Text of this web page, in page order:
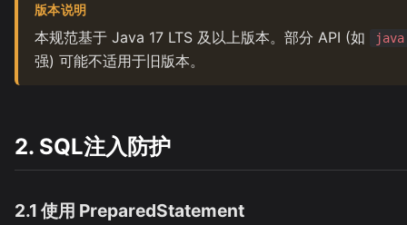
版本说明
本规范基于 Java 17 LTS 及以上版本。部分 API (如
强) 可能不适用于旧版本。
2. SQL注入防护
2.1 使用 PreparedStatement